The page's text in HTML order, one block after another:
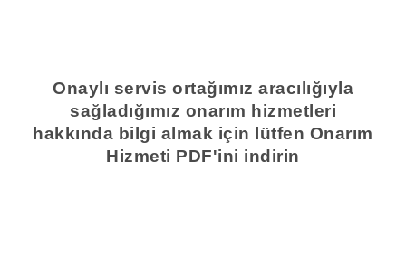
Onaylı servis ortağımız aracılığıyla
sağladığımız onarım hizmetleri
hakkında bilgi almak için lütfen Onarım
Hizmeti PDF'ini indirin